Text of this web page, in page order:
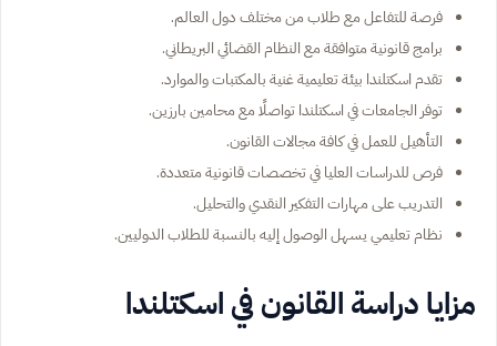
فرصة للتفاعل مع طلاب من مختلف دول العالم.
برامج قانونية متوافقة مع النظام القضائي البريطاني.
تقدم اسكتلندا بيئة تعليمية غنية بالمكتبات والموارد.
توفر الجامعات في اسكتلندا تواصلًا مع محامين بارزين.
التأهيل للعمل في كافة مجالات القانون.
فرص للدراسات العليا في تخصصات قانونية متعددة.
التدريب على مهارات التفكير النقدي والتحليل.
نظام تعليمي يسهل الوصول إليه بالنسبة للطلاب الدوليين.
مزايا دراسة القانون في اسكتلندا